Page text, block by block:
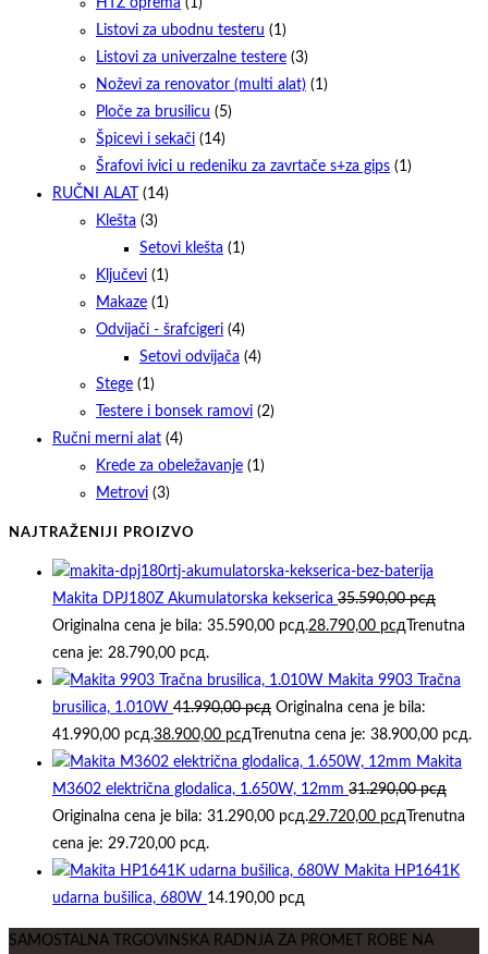
Listovi za ubodnu testeru (1)
Listovi za univerzalne testere (3)
Noževi za renovator (multi alat) (1)
Ploče za brusilicu (5)
Špicevi i sekači (14)
Šrafovi ivici u redeniku za zavrtače s+za gips (1)
RUČNI ALAT
(14)
Klešta (3)
Setovi klešta (1)
Ključevi (1)
Makaze (1)
Odvijači - šrafcigeri (4)
Setovi odvijača (4)
Stege (1)
Testere i bonsek ramovi (2)
Ručni merni alat (4)
Krede za obeležavanje (1)
Metrovi (3)
NAJTRAŽENIJI PROIZVO
Makita DPJ180Z Akumulatorska kekserica 35.590,00рсд
Originalna cena je bila: 35.590,00 рсд.28.790,00 рсд Trenutna
cena je: 28.790,00 рсд.
Makita 9903 Tračna
brusilica, 1.010W 41.990,00рсд Originalna cena je bila:
41.990,00 рсд.38.900,00 рсд Trenutna cena je: 38.900,00 рсд.
Makita
M3602 električna glodalica, 1.650W, 12mm 31.290,00рсд
Originalna cena je bila: 31.290,00 рсд.29.720,00 рсд Trenutna
cena je: 29.720,00 рсд.
Makita HP1641K
udarna bušilica, 680W 14.190,00 рсд
SAMOSTALNA TRGOVINSKA RADNJA ZA PROMET ROBE NA